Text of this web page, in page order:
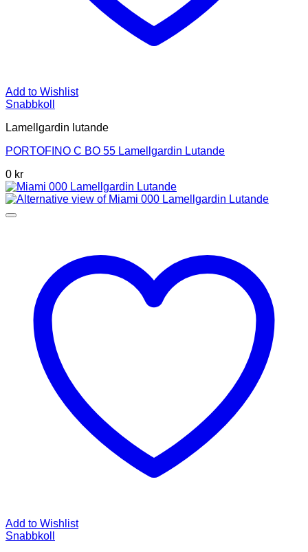
Add to Wishlist
Snabbkoll
Lamellgardin lutande
PORTOFINO C BO 55 Lamellgardin Lutande
0 kr
Add to Wishlist
Snabbkoll